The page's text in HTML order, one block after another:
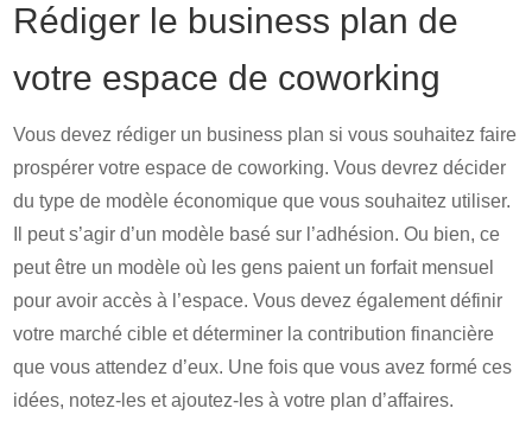
Rédiger le business plan de
votre espace de coworking
Vous devez rédiger un business plan si vous souhaitez faire
prospérer votre espace de coworking. Vous devrez décider
du type de modèle économique que vous souhaitez utiliser.
Il peut s’agir d’un modèle basé sur l’adhésion. Ou bien, ce
peut être un modèle où les gens paient un forfait mensuel
pour avoir accès à l’espace. Vous devez également définir
votre marché cible et déterminer la contribution financière
que vous attendez d’eux. Une fois que vous avez formé ces
idées, notez-les et ajoutez-les à votre plan d’affaires.